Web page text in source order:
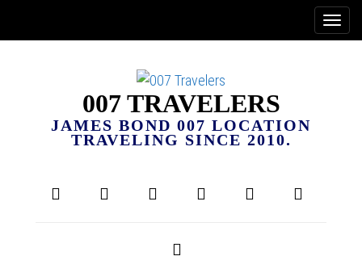
007 TRAVELERS
JAMES BOND 007 LOCATION
TRAVELING SINCE 2010.